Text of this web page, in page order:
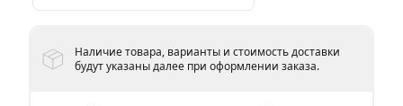
Наличие товара, варианты и стоимость доставки
будут указаны далее при оформлении заказа.